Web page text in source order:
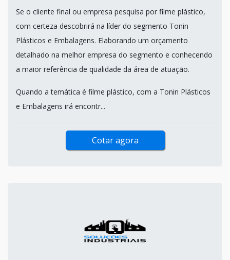
Se o cliente final ou empresa pesquisa por filme plástico,
com certeza descobrirá na líder do segmento Tonin
Plásticos e Embalagens. Elaborando um orçamento
detalhado na melhor empresa do segmento e conhecendo
a maior referência de qualidade da área de atuação.
Quando a temática é filme plástico, com a Tonin Plásticos
e Embalagens irá encontr...
Cotar agora